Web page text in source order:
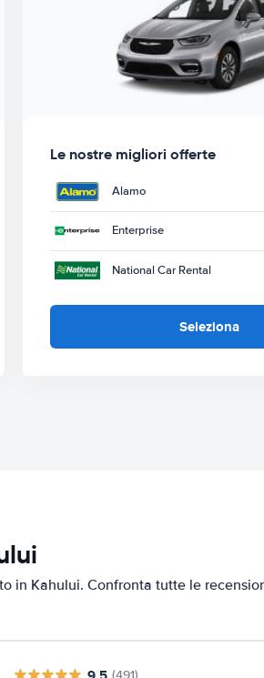
Le nostre migliori offerte
Alamo
Enterprise
National Car Rental
Seleziona
in Kahului. Confronta tutte le